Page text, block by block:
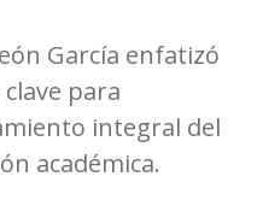
García enfatizó
para
integral del
académica.